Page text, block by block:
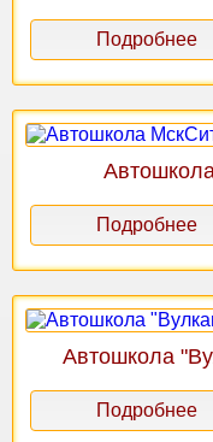
Подробнее
Подробнее
Автошкола
Подробнее